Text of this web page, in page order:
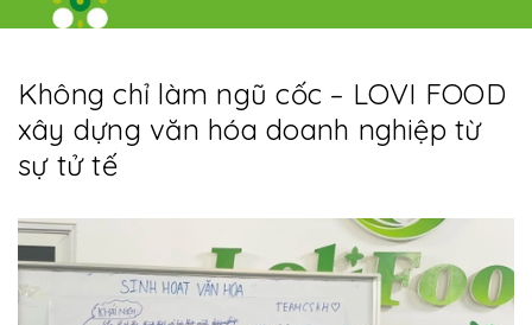
Không chỉ làm ngũ cốc – LOVI FOOD
xây dựng văn hóa doanh nghiệp từ
sự tử tế